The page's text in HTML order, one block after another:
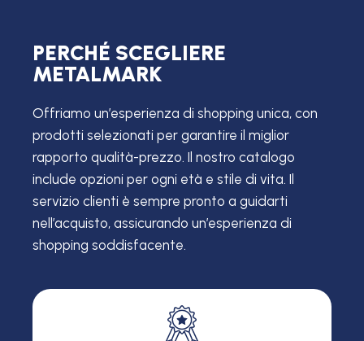
PERCHÉ SCEGLIERE
METALMARK
Offriamo un’esperienza di shopping unica, con
prodotti selezionati per garantire il miglior
rapporto qualità-prezzo. Il nostro catalogo
include opzioni per ogni età e stile di vita. Il
servizio clienti è sempre pronto a guidarti
nell’acquisto, assicurando un’esperienza di
shopping soddisfacente.